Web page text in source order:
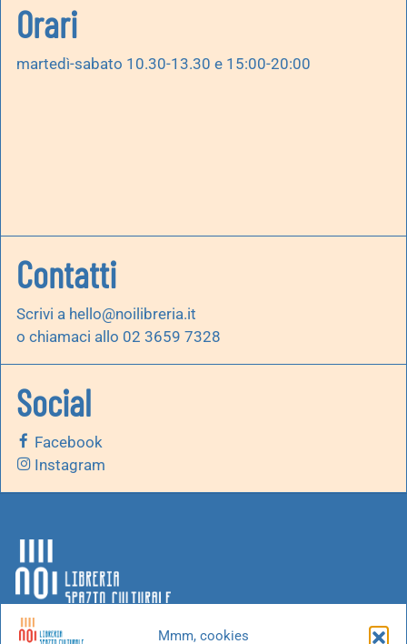
Mmm, cookies
Orari
martedì-sabato 10.30-13.30 e 15:00-20:00
Contatti
Scrivi a hello@noilibreria.it
o chiamaci allo 02 3659 7328
Social
Facebook
Instagram